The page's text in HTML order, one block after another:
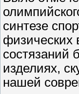
синтезе
физических
состязаний
изделиях,
нашей